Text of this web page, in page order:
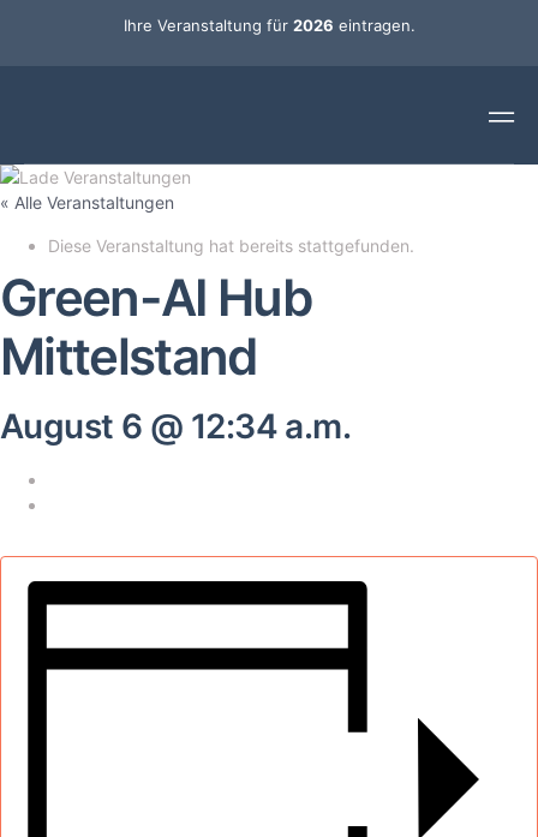
Ihre Veranstaltung für 2026 eintragen.
« Alle Veranstaltungen
Diese Veranstaltung hat bereits stattgefunden.
Green-AI Hub
Mittelstand
August 6 @ 12:34 a.m.